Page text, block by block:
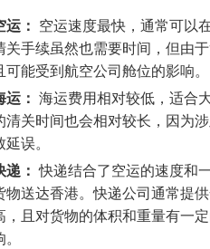
运： 空运速度最快，通常可以
关手续虽然也需要时间，但由
可能受到航空公司舱位的影响。
运： 海运费用相对较低，适合
清关时间也会相对较长，因为
延误。
递： 快递结合了空运的速度和
物送达香港。快递公司通常提
，且对货物的体积和重量有一